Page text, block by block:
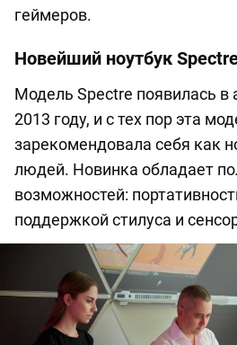
геймеров.
Новейший ноутбук
Модель Spectre появилась в
2013 году, и с тех пор эта
зарекомендовала себя как
людей. Новинка обладает
возможностей:
поддержкой стилуса и